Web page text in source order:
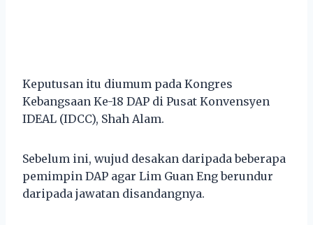
Keputusan itu diumum pada Kongres
Kebangsaan Ke-18 DAP di Pusat Konvensyen
IDEAL (IDCC), Shah Alam.
Sebelum ini, wujud desakan daripada beberapa
pemimpin DAP agar Lim Guan Eng berundur
daripada jawatan disandangnya.